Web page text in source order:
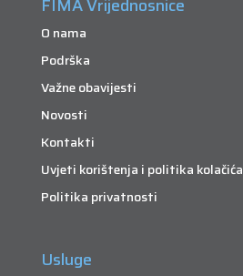
FIMA Vrijednosnice
O nama
Podrška
Važne obavijesti
Novosti
Kontakti
Uvjeti korištenja i politika kolačića
Politika privatnosti
Usluge